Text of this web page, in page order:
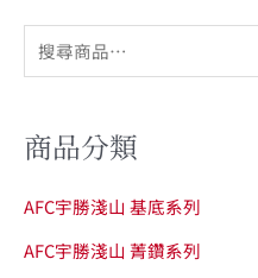
商品分類
AFC宇勝淺山 基底系列
AFC宇勝淺山 菁鑽系列